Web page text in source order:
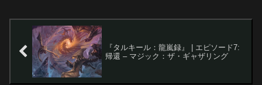
『タルキール：龍嵐録』 | エピソード7:
帰還 – マジック：ザ・ギャザリング